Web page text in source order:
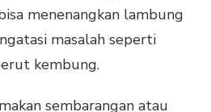
menenangkan lambung
masalah seperti
kembung.
sembarangan atau